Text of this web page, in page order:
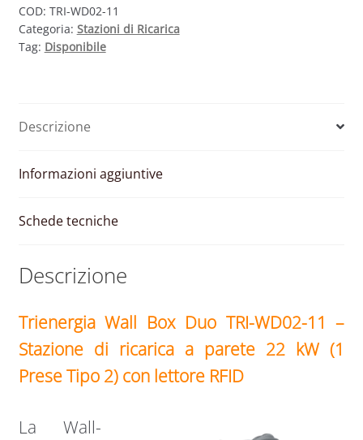
TRI-
WD02-
11
RICARICA
PARETE
KW
RFID
COD: TRI-WD02-11
Categoria: Stazioni di Ricarica
Tag: Disponibile
Descrizione
Informazioni aggiuntive
Schede tecniche
Descrizione
TrienergiaWall Box Duo TRI-WD02-11 –
Stazione di ricarica a parete 22 kW (1
Prese Tipo 2) con lettore RFID
La Wall-